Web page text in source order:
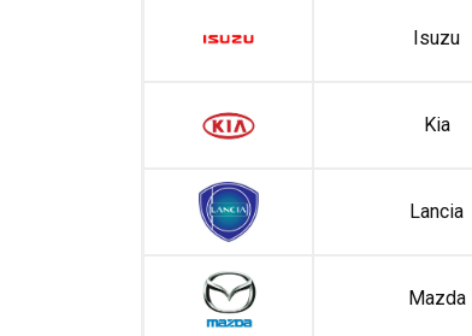
Isuzu
Kia
Lancia
Mazda